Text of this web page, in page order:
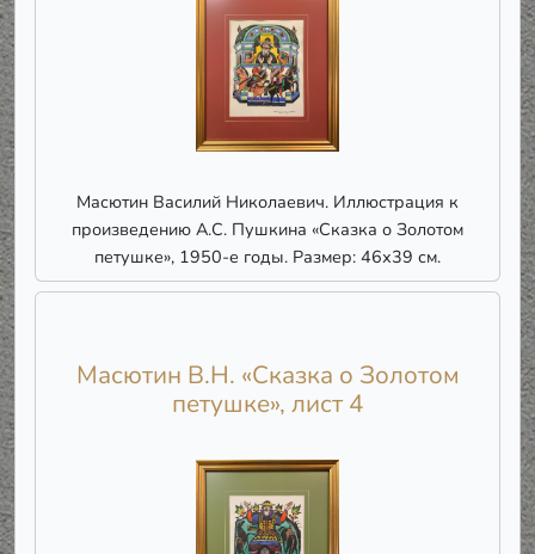
Масютин Василий Николаевич. Иллюстрация к
произведению А.С. Пушкина «Сказка о Золотом
петушке», 1950-е годы. Размер: 46х39 см.
Масютин В.Н. «Сказка о Золотом
петушке», лист 4